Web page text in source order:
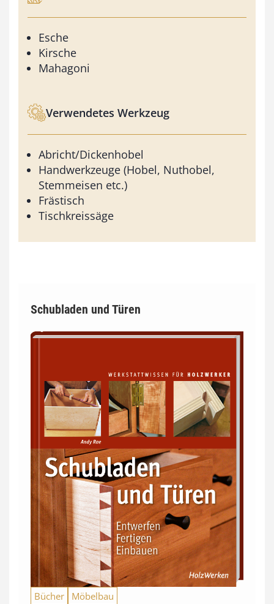
Esche
Kirsche
Mahagoni
Verwendetes Werkzeug
Abricht/Dickenhobel
Handwerkzeuge (Hobel, Nuthobel,
Stemmeisen etc.)
Frästisch
Tischkreissäge
Schubladen und Türen
Bücher Möbelbau